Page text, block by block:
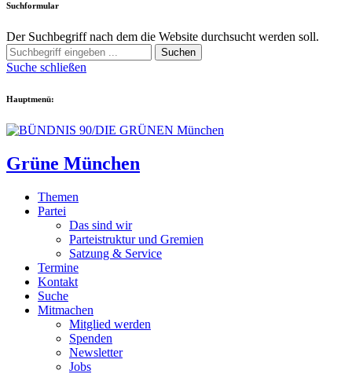
Suchformular
Der Suchbegriff nach dem die Website durchsucht werden soll.
Suchen
Suche schließen
Hauptmenü:
Grüne München
Themen
Partei
Das sind wir
Parteistruktur und Gremien
Satzung & Service
Termine
Kontakt
Suche
Mitmachen
Mitglied werden
Spenden
Newsletter
Jobs